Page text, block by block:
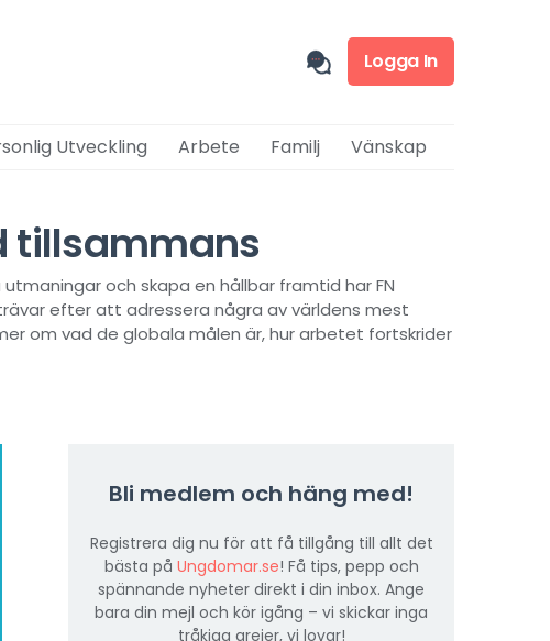
Logga In
Utveckling Arbete Familj Vänskap
tillsammans
och skapa en hållbar framtid har FN
efter att adressera några av världens mest
om vad de globala målen är, hur arbetet fortskrider
Bli medlem och häng med!
Registrera dig nu för att få tillgång till allt det
bästa på Ungdomar.se! Få tips, pepp och
spännande nyheter direkt i din inbox. Ange
bara din mejl och kör igång – vi skickar inga
tråkiga grejer, vi lovar!